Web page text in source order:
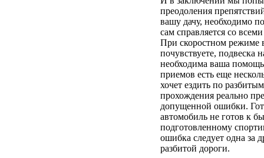
преодоления
вашу дачу, необходимо
сам справляется со
При скоростном режиме
почувствуете, подвеска
необходима ваша
приемов есть еще
хочет ездить по
прохождения реально
допущенной ошибки.
автомобиль не готов к
подготовленному
ошибка следует одна за
разбитой дороги.